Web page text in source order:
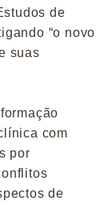
de
“o novo
suas
com
por
de